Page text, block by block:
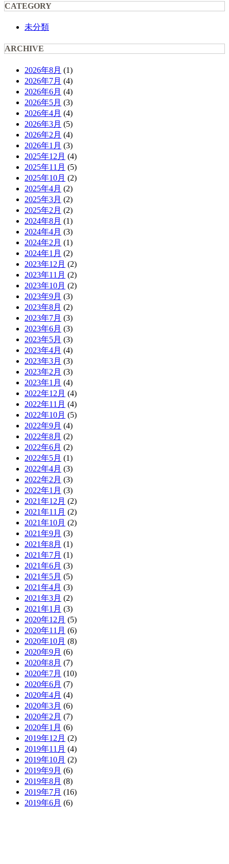
CATEGORY
未分類
ARCHIVE
2026年8月 (1)
2026年7月 (4)
2026年6月 (4)
2026年5月 (3)
2026年4月 (4)
2026年3月 (5)
2026年2月 (4)
2026年1月 (3)
2025年12月 (4)
2025年11月 (5)
2025年10月 (2)
2025年4月 (2)
2025年3月 (2)
2025年2月 (2)
2024年8月 (1)
2024年4月 (3)
2024年2月 (1)
2024年1月 (2)
2023年12月 (2)
2023年11月 (2)
2023年10月 (2)
2023年9月 (3)
2023年8月 (2)
2023年7月 (3)
2023年6月 (3)
2023年5月 (3)
2023年4月 (4)
2023年3月 (3)
2023年2月 (3)
2023年1月 (4)
2022年12月 (4)
2022年11月 (4)
2022年10月 (5)
2022年9月 (4)
2022年8月 (2)
2022年6月 (2)
2022年5月 (1)
2022年4月 (3)
2022年2月 (3)
2022年1月 (3)
2021年12月 (2)
2021年11月 (2)
2021年10月 (2)
2021年9月 (3)
2021年8月 (1)
2021年7月 (1)
2021年6月 (3)
2021年5月 (5)
2021年4月 (3)
2021年3月 (2)
2021年1月 (3)
2020年12月 (5)
2020年11月 (6)
2020年10月 (8)
2020年9月 (6)
2020年8月 (7)
2020年7月 (10)
2020年6月 (7)
2020年4月 (4)
2020年3月 (6)
2020年2月 (7)
2020年1月 (6)
2019年12月 (2)
2019年11月 (4)
2019年10月 (2)
2019年9月 (6)
2019年8月 (8)
2019年7月 (16)
2019年6月 (6)